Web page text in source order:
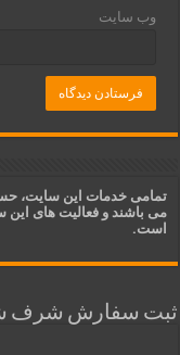
وب‌ سایت
تمامی خدمات این سایت،
می باشند و فعالیت های این
است.
ثبت سفارش شرف